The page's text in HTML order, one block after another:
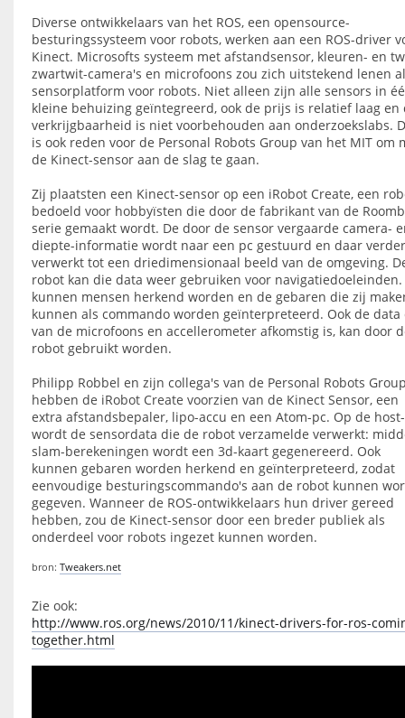
Diverse ontwikkelaars van het ROS, een opensource-
besturingssysteem voor robots, werken aan een ROS-driver
Kinect. Microsofts systeem met afstandsensor, kleuren- en
zwartwit-camera's en microfoons zou zich uitstekend lenen
sensorplatform voor robots. Niet alleen zijn alle sensors in
kleine behuizing geïntegreerd, ook de prijs is relatief laag en
verkrijgbaarheid is niet voorbehouden aan onderzoekslabs.
is ook reden voor de Personal Robots Group van het MIT om
de Kinect-sensor aan de slag te gaan.
Zij plaatsten een Kinect-sensor op een iRobot Create, een
bedoeld voor hobbyïsten die door de fabrikant van de
serie gemaakt wordt. De door de sensor vergaarde camera-
diepte-informatie wordt naar een pc gestuurd en daar verder
verwerkt tot een driedimensionaal beeld van de omgeving.
robot kan die data weer gebruiken voor navigatiedoeleinden.
kunnen mensen herkend worden en de gebaren die zij
kunnen als commando worden geïnterpreteerd. Ook de data
van de microfoons en accellerometer afkomstig is, kan door
robot gebruikt worden.
Philipp Robbel en zijn collega's van de Personal Robots
hebben de iRobot Create voorzien van de Kinect Sensor, een
extra afstandsbepaler, lipo-accu en een Atom-pc. Op de
wordt de sensordata die de robot verzamelde verwerkt:
slam-berekeningen wordt een 3d-kaart gegenereerd. Ook
kunnen gebaren worden herkend en geïnterpreteerd, zodat
eenvoudige besturingscommando's aan de robot kunnen
gegeven. Wanneer de ROS-ontwikkelaars hun driver gereed
hebben, zou de Kinect-sensor door een breder publiek als
onderdeel voor robots ingezet kunnen worden.
bron: Tweakers.net
Zie ook:
http://www.ros.org/news/2010/11/kinect-drivers-for-ros-
together.html